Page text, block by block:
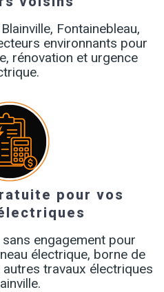
Fontainebleau,
environnants pour
rénovation et urgence
pour vos
engagement pour
électrique, borne de
travaux électriques